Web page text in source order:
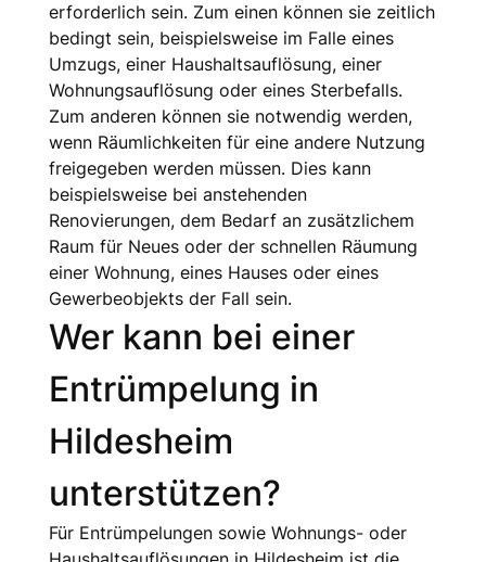
erforderlich sein. Zum einen können sie zeitlich
bedingt sein, beispielsweise im Falle eines
Umzugs, einer Haushaltsauflösung, einer
Wohnungsauflösung oder eines Sterbefalls.
Zum anderen können sie notwendig werden,
wenn Räumlichkeiten für eine andere Nutzung
freigegeben werden müssen. Dies kann
beispielsweise bei anstehenden
Renovierungen, dem Bedarf an zusätzlichem
Raum für Neues oder der schnellen Räumung
einer Wohnung, eines Hauses oder eines
Gewerbeobjekts der Fall sein.
Wer kann bei einer
Entrümpelung in
Hildesheim
unterstützen?
Für Entrümpelungen sowie Wohnungs- oder